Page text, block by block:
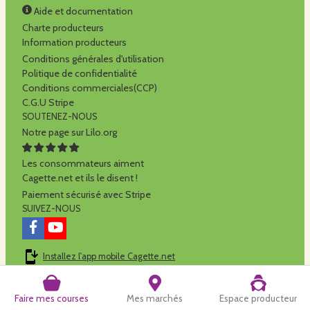
Faire mes courses Mes marchés Espace producteur
Aide et documentation
Charte producteurs
Information producteurs
Conditions générales d'utilisation
Politique de confidentialité
Conditions commerciales(CCP)
C.G.U Stripe
SOUTENEZ-NOUS
Notre page sur Lilo.org
Les consommateurs aiment
Cagette.net et ils le disent !
Paiement sécurisé avec Stripe
SUIVEZ-NOUS
Installez l'app mobile Cagette.net
Cagette.net est réalisé par la SCOP Alilo